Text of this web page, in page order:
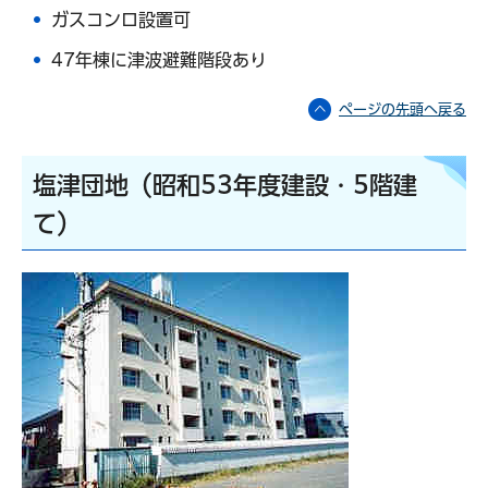
ガスコンロ設置可
47年棟に津波避難階段あり
ページの先頭へ戻る
塩津団地（昭和53年度建設・5階建
て）